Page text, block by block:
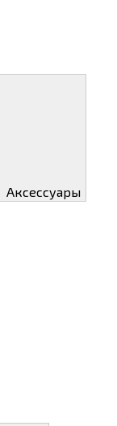
Аксессуары